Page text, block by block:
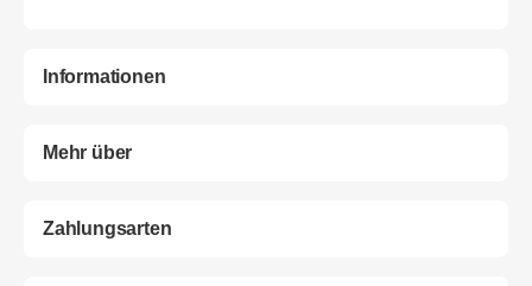
Informationen
Mehr über
Zahlungsarten